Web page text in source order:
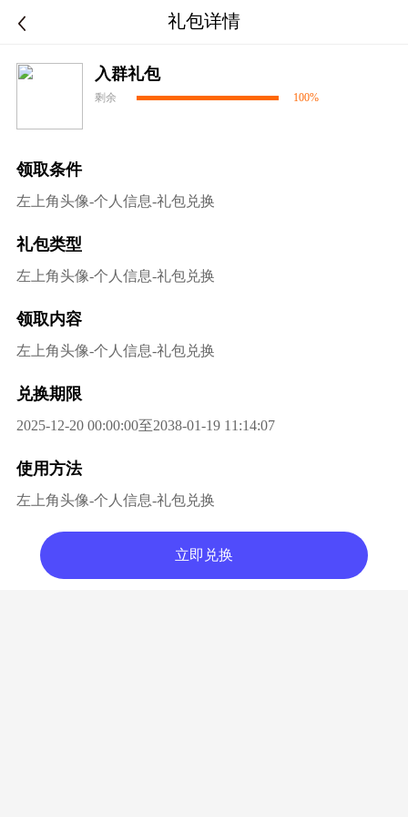
礼包详情
入群礼包
剩余 100%
领取条件
左上角头像-个人信息-礼包兑换
礼包类型
左上角头像-个人信息-礼包兑换
领取内容
左上角头像-个人信息-礼包兑换
兑换期限
2025-12-20 00:00:00至2038-01-19 11:14:07
使用方法
左上角头像-个人信息-礼包兑换
立即兑换